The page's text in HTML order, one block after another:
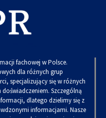
fachowej w Polsce.
dla różnych grup
specjalizujący się w różnych
Szczególną
dlatego dzielimy się z
informacjami. Nasze